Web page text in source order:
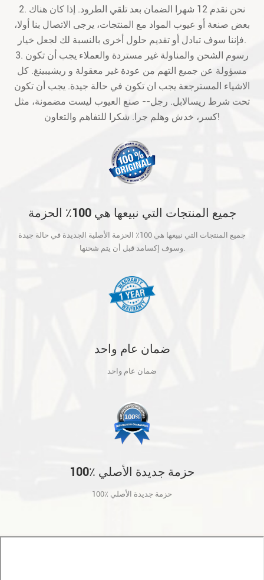
2. نحن نقدم 12 شهرا الضمان بعد تلقي الطرود. إذا كان هناك
بعض صنعة أو عيوب المواد مع المنتجات، يرجى الاتصال بنا أولا،
فإننا سوف تبادل أو تقديم حلول أخرى بالنسبة لك لجعل خيار.
3. رسوم الشحن والمناولة غير مستردة والعملاء يجب أن تكون
مسؤولة عن جميع التهم من عودة غير معقولة و ريشيبينغ. كل
الاشياء المسترجعة يجب ان تكون في حالة جيدة. يجب أن تكون
تحت شرط ريسالابل. رجل-- صنع العيوب ليست مضمونة، مثل
كسر، خدش وهلم جرا. شكرا للتفاهم والتعاون!
جميع المنتجات التي نبيعها هي 100٪ الحزمة
الأصلية الجديدة في حالة جيدة وسوف إكسامد
قبل أن يتم شحنها.
جميع المنتجات التي نبيعها هي 100٪ الحزمة الأصلية الجديدة في حالة جيدة
وسوف إكسامد قبل أن يتم شحنها.
ضمان عام واحد
ضمان عام واحد
100٪ حزمة جديدة الأصلي
100٪ حزمة جديدة الأصلي